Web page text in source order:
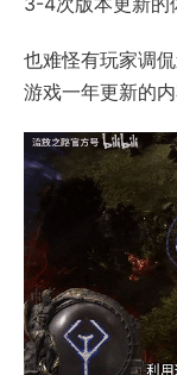
也难怪有玩家调
游戏一年更新的